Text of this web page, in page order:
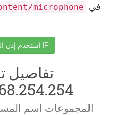
microphone
استخدم إذن الميكروفون للعثور على عنوان IP
192.168.254.254
المجموعات اسم